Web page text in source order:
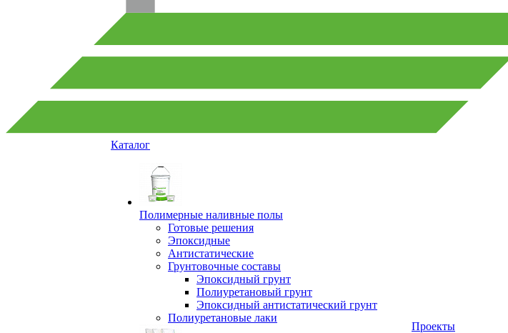
Каталог
Полимерные наливные полы
Готовые решения
Эпоксидные
Антистатические
Грунтовочные составы
Эпоксидный грунт
Полиуретановый грунт
Эпоксидный антистатический грунт
Полиуретановые лаки
Проекты